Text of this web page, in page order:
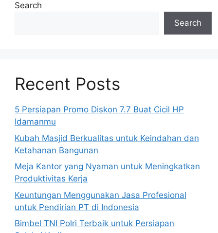
Search
Search
Recent Posts
5 Persiapan Promo Diskon 7.7 Buat Cicil HP
Idamanmu
Kubah Masjid Berkualitas untuk Keindahan dan
Ketahanan Bangunan
Meja Kantor yang Nyaman untuk Meningkatkan
Produktivitas Kerja
Keuntungan Menggunakan Jasa Profesional
untuk Pendirian PT di Indonesia
Bimbel TNI Polri Terbaik untuk Persiapan